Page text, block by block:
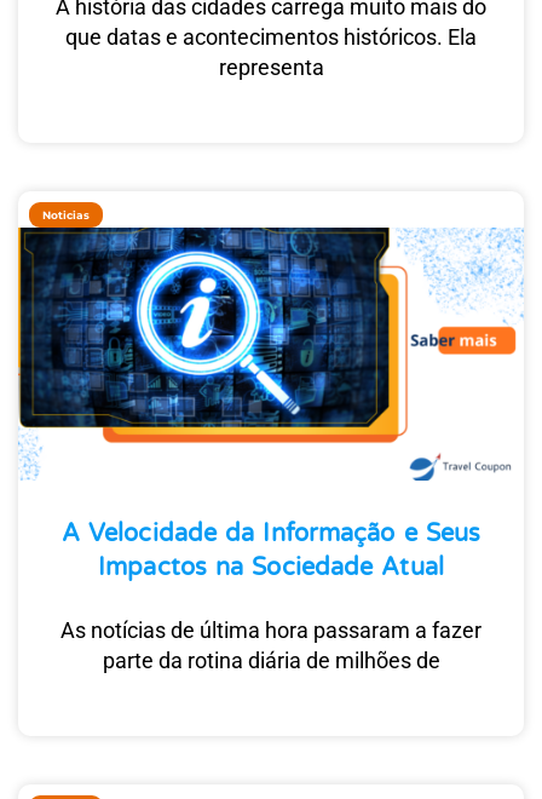
A história das cidades carrega muito mais do
que datas e acontecimentos históricos. Ela
representa
Noticias
A Velocidade da Informação e Seus
Impactos na Sociedade Atual
As notícias de última hora passaram a fazer
parte da rotina diária de milhões de